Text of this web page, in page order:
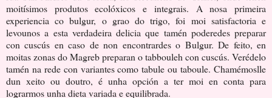
moitísimos produtos ecolóxicos e integrais. A nosa primeira
experiencia co bulgur, o grao do trigo, foi moi satisfactoria e
levounos a esta verdadeira delicia que tamén poderedes preparar
con cuscús en caso de non encontrardes o Bulgur. De feito, en
moitas zonas do Magreb preparan o tabbouleh con cuscús. Verédelo
tamén na rede con variantes como tabule ou taboule. Chamémoslle
dun xeito ou doutro, é unha opción a ter moi en conta para
lograrmos unha dieta variada e equilibrada.